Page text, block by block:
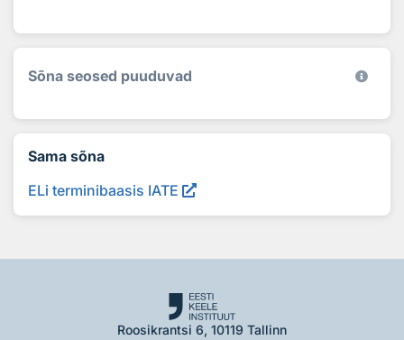
Sõna seosed puuduvad
Sama sõna
ELi terminibaasis IATE
Roosikrantsi 6, 10119 Tallinn